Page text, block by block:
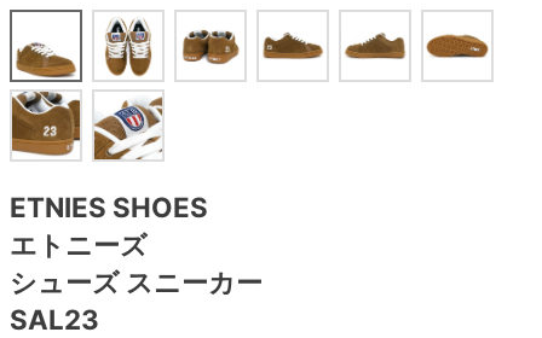
ETNIES SHOES
エトニーズ
シューズ スニーカー
SAL23
8.4inch
8.5inch
8.7inch
8.8inch
8.5inch
8.6inch
8.8inch
8.9inch
64mm
65mm
72mm
75mm
練習用アイテム（初心者におすすめ）
スケートケース・バッグ
メディア（雑誌・DVD・CD）
27.5cm
28cm
29cm
29.5cm
キャップ
ソックス
アンダーウエア
サイズの測り方